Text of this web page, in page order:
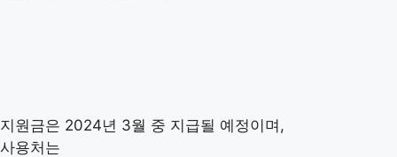
지원금은 2024년 3월 중 지급될 예정이며,
사용처는